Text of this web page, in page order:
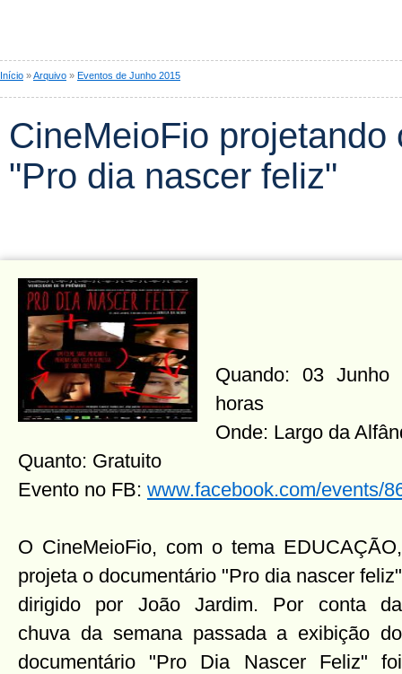
Início »Arquivo » Eventos de Junho 2015
CineMeioFio projetando
"Pro dia nascer feliz"
Quando: 03
horas
Onde: Largo da
Quanto: Gratuito
Evento no FB: www.facebook.com/events/
O CineMeioFio, com o tema EDUCAÇÃO,
projeta o documentário "Pro dia nascer feliz"
dirigido por João Jardim. Por conta da
chuva da semana passada a exibição do
documentário "Pro Dia Nascer Feliz" foi